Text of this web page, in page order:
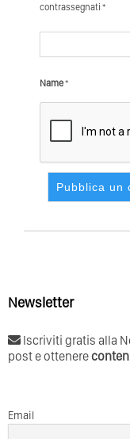
contrassegnati *
Name*
Newsletter
Iscriviti gratis alla
post e ottenere
Email